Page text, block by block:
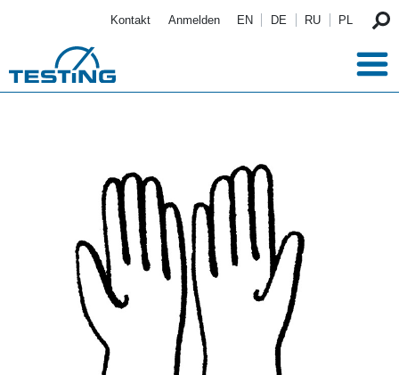
Kontakt Anmelden EN DE RU PL